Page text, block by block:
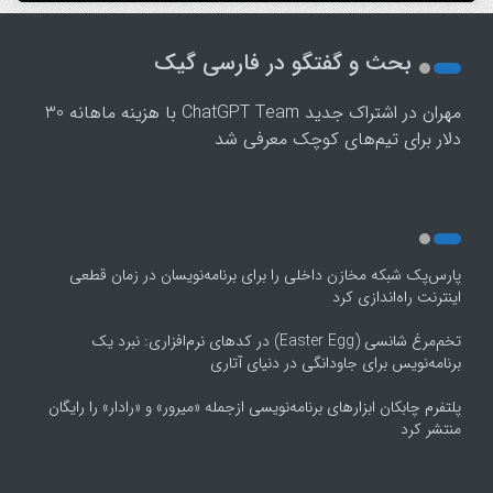
1
بحث و گفتگو در فارسی گیک
مهران در
اشتراک جدید ChatGPT Team با هزینه ماهانه 30
دلار برای تیم‌های کوچک معرفی شد
پارس‌پک شبکه مخازن داخلی را برای برنامه‌نویسان در زمان قطعی
اینترنت راه‌اندازی کرد
تخم‌مرغ شانسی (Easter Egg) در کدهای نرم‌افزاری: نبرد یک
برنامه‌نویس برای جاودانگی در دنیای آتاری
پلتفرم چابکان ابزارهای برنامه‌نویسی ازجمله «میرور» و «رادار» را رایگان
منتشر کرد